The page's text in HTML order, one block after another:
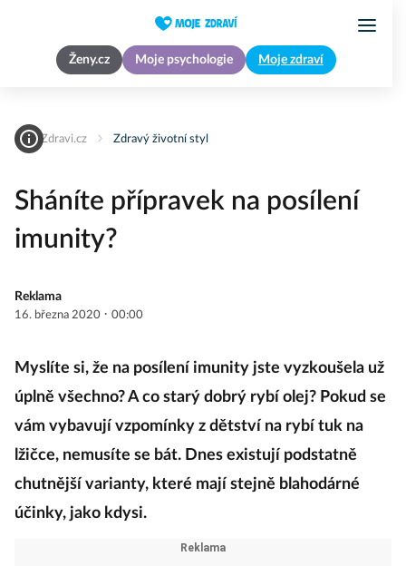
Ženy.cz Moje psychologie Moje zdraví
MojeZdravi.cz Zdravý životní styl
Sháníte přípravek na posílení
imunity?
Reklama
16. března 2020 · 00:00
Myslíte si, že na posílení imunity jste vyzkoušela už
úplně všechno? A co starý dobrý rybí olej? Pokud se
vám vybavují vzpomínky z dětství na rybí tuk na
lžičce, nemusíte se bát. Dnes existují podstatně
chutnější varianty, které mají stejně blahodárné
účinky, jako kdysi.